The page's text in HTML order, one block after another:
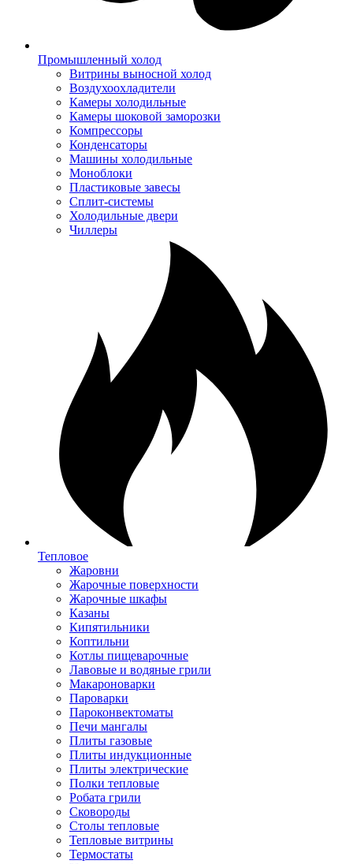
Промышленный холод
Витрины выносной холод
Воздухоохладители
Камеры холодильные
Камеры шоковой заморозки
Компрессоры
Конденсаторы
Машины холодильные
Моноблоки
Пластиковые завесы
Сплит-системы
Холодильные двери
Чиллеры
Тепловое
Жаровни
Жарочные поверхности
Жарочные шкафы
Казаны
Кипятильники
Коптильни
Котлы пищеварочные
Лавовые и водяные грили
Макароноварки
Пароварки
Пароконвектоматы
Печи мангалы
Плиты газовые
Плиты индукционные
Плиты электрические
Полки тепловые
Робата грили
Сковороды
Столы тепловые
Тепловые витрины
Термостаты